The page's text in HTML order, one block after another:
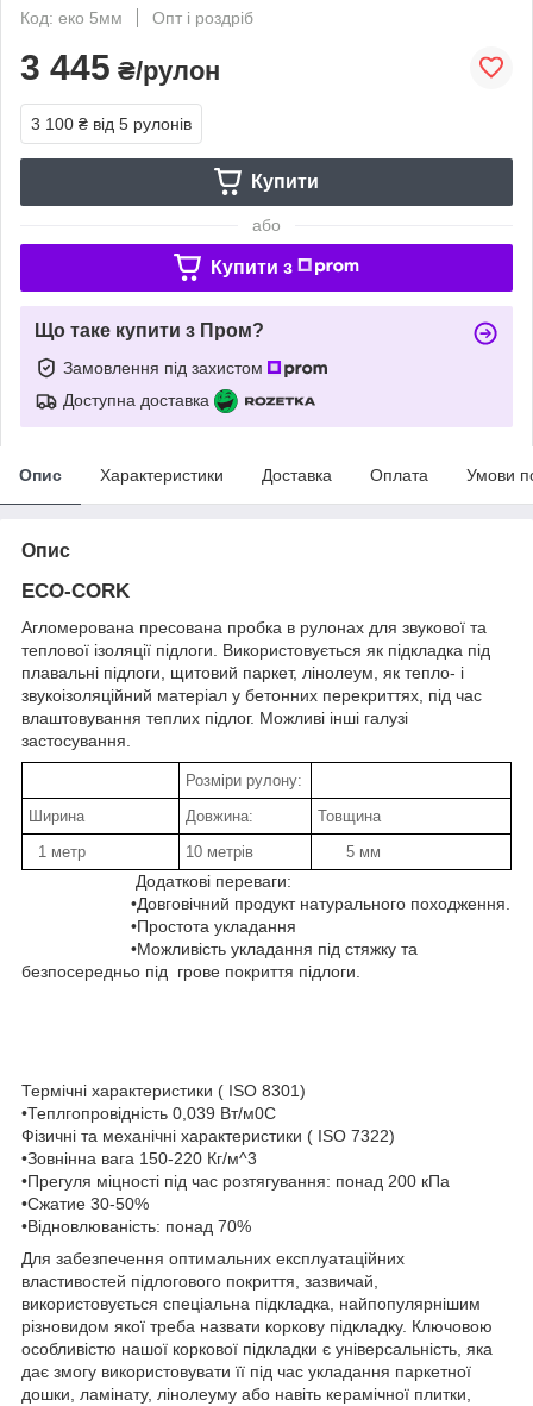
Код: еко 5мм
Опт і роздріб
3 445 ₴/рулон
3 100 ₴ від 5 рулонів
Купити
або
Купити з
Що таке купити з Пром?
Замовлення під захистом
Доступна доставка
Опис Характеристики Доставка Оплата Умови
Опис
ECO-CORK
Агломерована пресована пробка в рулонах для звукової та
теплової ізоляції підлоги. Використовується як підкладка під
плавальні підлоги, щитовий паркет, лінолеум, як тепло- і
звукоізоляційний матеріал у бетонних перекриттях, під час
влаштовування теплих підлог. Можливі інші галузі
застосування.
Розміри рулону:
Ширина
Довжина:
Товщина
1 метр
10 метрів 5 мм
Додаткові переваги:
•Довговічний продукт натурального походження.
•Простота укладання
•Можливість укладання під стяжку та
безпосередньо під грове покриття підлоги.
Термічні характеристики ( ISO 8301)
•Теплгопровідність 0,039 Вт/м0С
Фізичні та механічні характеристики ( ISO 7322)
•Зовнінна вага 150-220 Кг/м^3
•Прегуля міцності під час розтягування: понад 200 кПа
•Сжатие 30-50%
•Відновлюваність: понад 70%
Для забезпечення оптимальних експлуатаційних
властивостей підлогового покриття, зазвичай,
використовується спеціальна підкладка, найпопулярнішим
різновидом якої треба назвати коркову підкладку. Ключовою
особливістю нашої коркової підкладки є універсальність, яка
дає змогу використовувати її під час укладання паркетної
дошки, ламінату, лінолеуму або навіть керамічної плитки,